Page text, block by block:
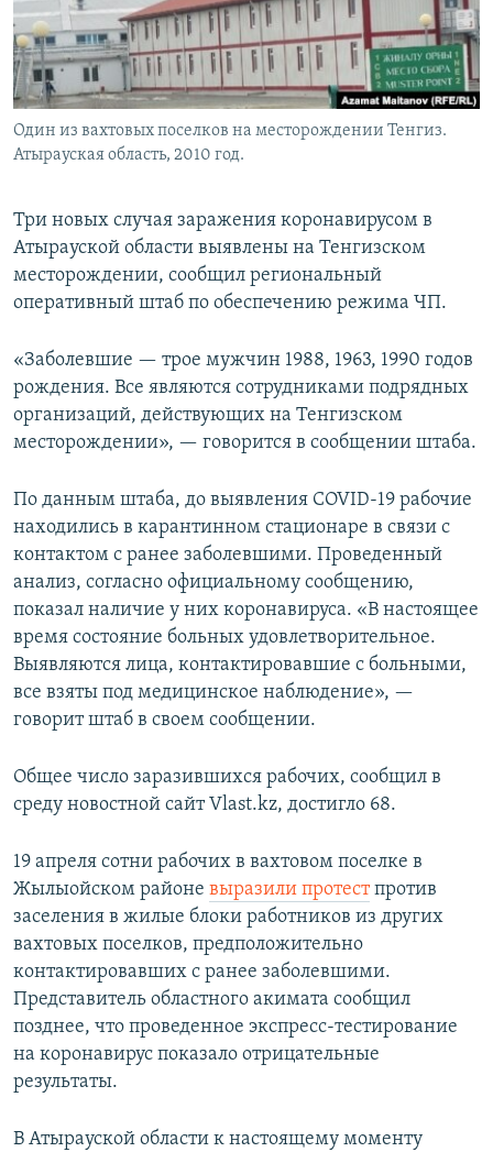
Один из вахтовых поселков на месторождении Тенгиз.
Атырауская область, 2010 год.
Три новых случая заражения коронавирусом в
Атырауской области выявлены на Тенгизском
месторождении, сообщил региональный
оперативный штаб по обеспечению режима ЧП.
«Заболевшие — трое мужчин 1988, 1963, 1990 годов
рождения. Все являются сотрудниками подрядных
организаций, действующих на Тенгизском
месторождении», — говорится в сообщении штаба.
По данным штаба, до выявления COVID-19 рабочие
находились в карантинном стационаре в связи с
контактом с ранее заболевшими. Проведенный
анализ, согласно официальному сообщению,
показал наличие у них коронавируса. «В настоящее
время состояние больных удовлетворительное.
Выявляются лица, контактировавшие с больными,
все взяты под медицинское наблюдение», —
говорит штаб в своем сообщении.
Общее число заразившихся рабочих, сообщил в
среду новостной сайт Vlast.kz, достигло 68.
19 апреля сотни рабочих в вахтовом поселке в
Жылыойском районе выразили протестпротив
заселения в жилые блоки работников из других
вахтовых поселков, предположительно
контактировавших с ранее заболевшими.
Представитель областного акимата сообщил
позднее, что проведенное экспресс-тестирование
на коронавирус показало отрицательные
результаты.
В Атырауской области к настоящему моменту